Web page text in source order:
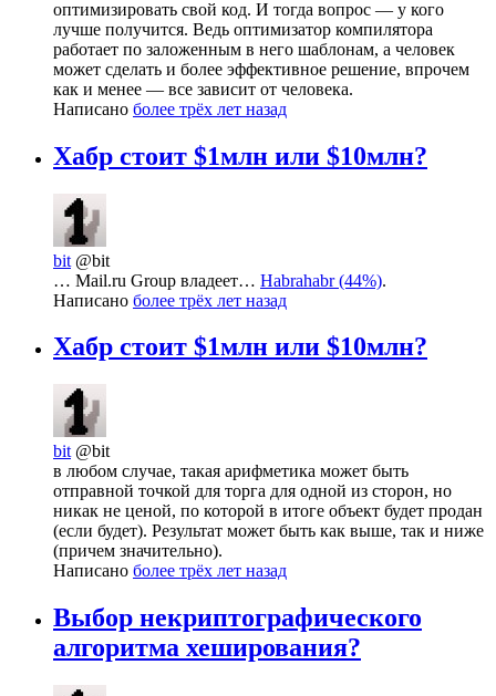
оптимизировать свой код. И тогда вопрос — у кого
лучше получится. Ведь оптимизатор компилятора
работает по заложенным в него шаблонам, а человек
может сделать и более эффективное решение, впрочем
как и менее — все зависит от человека.
Написано более трёх лет назад
Хабр стоит $1млн или $10млн?
bit @bit
… Mail.ru Group владеет… Habrahabr (44%).
Написано более трёх лет назад
Хабр стоит $1млн или $10млн?
bit @bit
в любом случае, такая арифметика может быть
отправной точкой для торга для одной из сторон, но
никак не ценой, по которой в итоге объект будет продан
(если будет). Результат может быть как выше, так и ниже
(причем значительно).
Написано более трёх лет назад
Выбор некриптографического
алгоритма хеширования?